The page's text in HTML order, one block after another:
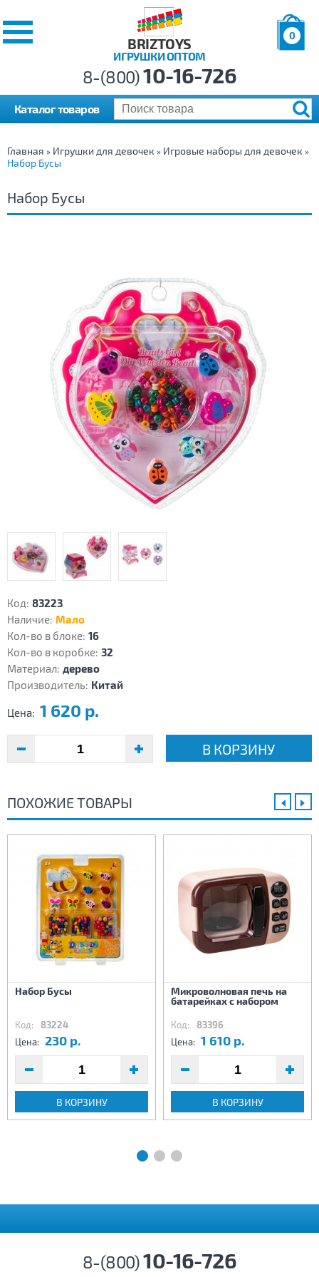
BRIZTOYS
ИГРУШКИ ОПТОМ
0
р.
8-(800)10-16-726
Каталог товаров
Главная » Игрушки для девочек » Игровые наборы для девочек »
Набор Бусы
Набор Бусы
Код: 83223
Наличие: Мало
Кол-во в блоке: 16
Кол-во в коробке: 32
Материал: дерево
Производитель: Китай
Цена: 1 620 р.
В КОРЗИНУ
ПОХОЖИЕ ТОВАРЫ
Набор Бусы
Код: 83224
Цена: 230 р.
В КОРЗИНУ
Микроволновая печь на
батарейках с набором
Код: 83396
Цена: 1 610 р.
В КОРЗИНУ
8-(800)10-16-726